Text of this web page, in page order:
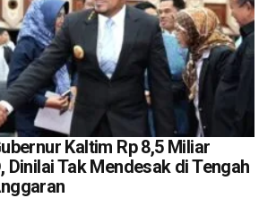
Kaltim Rp 8,5 Miliar
Dinilai Tak Mendesak di Tengah